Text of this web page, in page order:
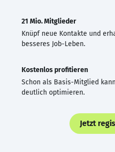
21 Mio. Mitglieder
Knüpf neue Kontakte und
besseres Job-Leben.
Kostenlos profitieren
Schon als Basis-Mitglied
deutlich optimieren.
Jetzt